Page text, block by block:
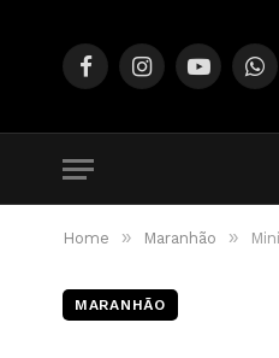
FacebookInstagramYouTube
Home » Maranhão »
MARANHÃO